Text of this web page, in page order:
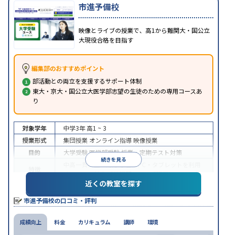
市進予備校
映像とライブの授業で、高1から難関大・国公立
大現役合格を目指す
編集部のおすすめポイント
部活動との両立を支援するサポート体制
東大・京大・国公立大医学部志望の生徒のための専用コースあ
り
続きを見る
対象学年 中学3年高1 ~ 3
授業形式
集団授業 オンライン指導映像授業
目的
大学受験医学部受験授業・定期テスト対策
中高一貫校生に対応学習にPC・タブレットを利用
オンライン対応季節講習のみの受講可
大学受験塾・予備校のアンケート調査方法
近くの教室を探す
市進予備校の口コミ・評判
成績向上 料金 カリキュラム 講師 環境